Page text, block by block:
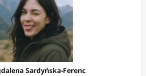
Sardyńska-Ferenc